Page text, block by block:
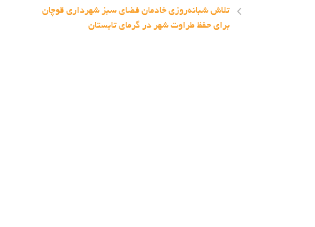
تلاش شبانه‌روزی خادمان فضای سبز شهرداری قوچان
برای حفظ طراوت شهر در گرمای تابستان